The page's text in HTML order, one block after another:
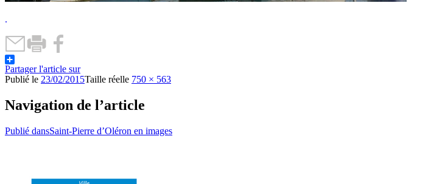
.
Partager l'article sur
Publié le 23/02/2015Taille réelle 750 × 563
Navigation de l’article
Publié dansSaint-Pierre d’Oléron en images